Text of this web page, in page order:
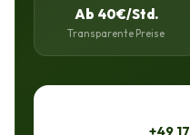
Ab 40€/Std.
Transparente Preise
+49